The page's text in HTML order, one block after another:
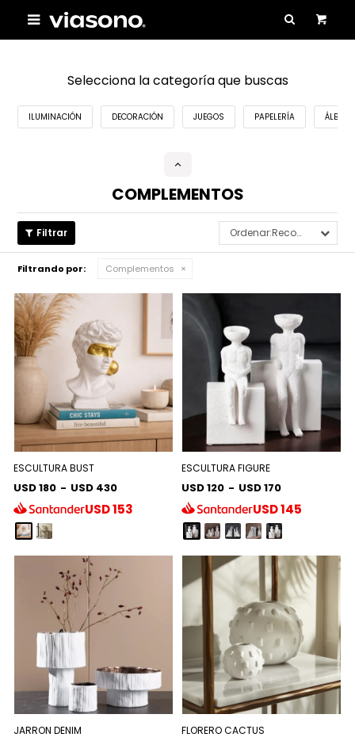

Selecciona la categoría que buscas
ILUMINACIÓN DECORACIÓN JUEGOS PAPELERÍA
COMPLEMENTOS
Recomendados
Filtrando por: Complementos
ESCULTURA BUST
USD 180 - USD 430
USD153
ESCULTURA FIGURE
USD 120 - USD 170
USD145
JARRON DENIM FLORERO CACTUS